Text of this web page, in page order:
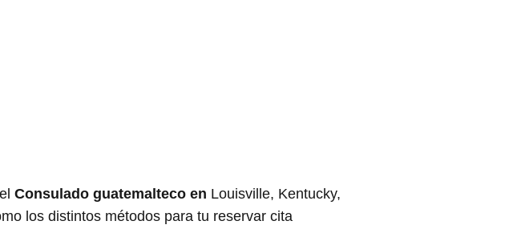
Consulado guatemalteco en Louisville, Kentucky,
los distintos métodos para tu reservar cita